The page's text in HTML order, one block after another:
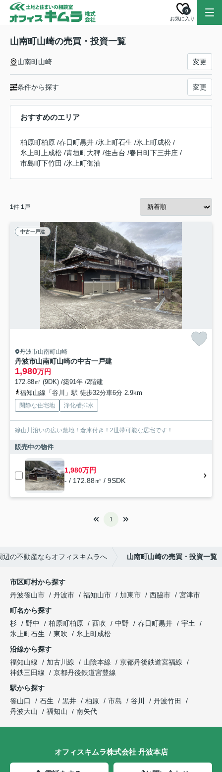
お気に入り
0
山南町山崎の売買・投資一覧
山南町山崎 変更
条件から探す 変更
おすすめのエリア
柏原町柏原 /春日町黒井 /氷上町石生 /氷上町成松 /
氷上町上成松 /青垣町大稗 /住吉台 /春日町下三井庄 /
市島町下竹田 /氷上町御油
1件 1戸
中古一戸建
丹波市山南町山崎
丹波市山南町山崎の中古一戸建
1,980万円
172.88㎡ (9DK) /築91年 /2階建
福知山線「谷川」駅 徒歩32分車6分 2.9km
閑静な住宅地 浄化槽排水
篠山川沿いの広い敷地！倉庫付き！2世帯可能な居宅です！
販売中の物件
1,980万円
- / 172.88㎡ / 9SDK
1
辺の不動産ならオフィスキムラへ 山南町山崎の売買・投資一覧
市区町村から探す
丹波篠山市
丹波市 福知山市 加東市 西脇市
宮津市
町名から探す
杉
野中 柏原町柏原 西吹 中野 春日町黒井
宇土
氷上町石生
東吹
氷上町成松
沿線から探す
福知山線
加古川線 山陰本線
京都丹後鉄道宮福線
神鉄三田線
京都丹後鉄道宮豊線
駅から探す
篠山口
石生 黒井 柏原 市島 谷川
丹波竹田
丹波大山
福知山 南矢代
オフィスキムラ株式会社 丹波本店